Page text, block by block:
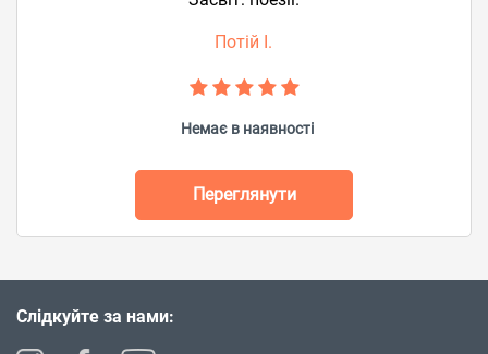
Потій І.
Немає в наявності
Переглянути
Слідкуйте за нами: